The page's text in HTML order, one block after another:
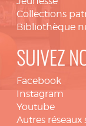
Collections
Bibliothèque
SUIVEZ
Facebook
Instagram
Youtube
Autres réseaux